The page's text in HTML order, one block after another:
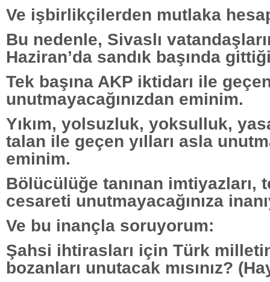
Ve işbirlikçilerden mutlaka
Bu nedenle, Sivaslı
Haziran’da sandık başında
Tek başına AKP iktidarı ile
unutmayacağınızdan eminim.
Yıkım, yolsuzluk, yoksulluk,
talan ile geçen yılları asla
eminim.
Bölücülüğe tanınan imtiyazları,
cesareti unutmayacağınıza
Ve bu inançla soruyorum:
Şahsi ihtirasları için Türk
bozanları unutacak mısınız?